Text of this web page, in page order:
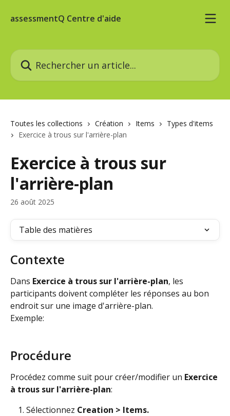
assessmentQ Centre d'aide
Rechercher un article...
Toutes les collections Création Items
Types d'items
Exercice à trous sur l'arrière-plan
Exercice à trous sur
l'arrière-plan
26 août 2025
Table des matières
Contexte
Dans Exercice à trous sur l'arrière-plan, les
participants doivent compléter les réponses au bon
endroit sur une image d'arrière-plan.
Exemple:
Procédure
Procédez comme suit pour créer/modifier un Exercice
à trous sur l'arrière-plan:
Sélectionnez Creation > Items.